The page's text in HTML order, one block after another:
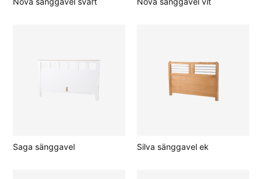
Saga sänggavel Silva sänggavel ek